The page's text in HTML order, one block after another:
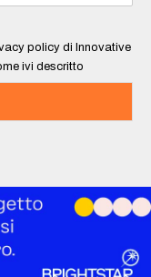
policy di Innovative
ivi descritto